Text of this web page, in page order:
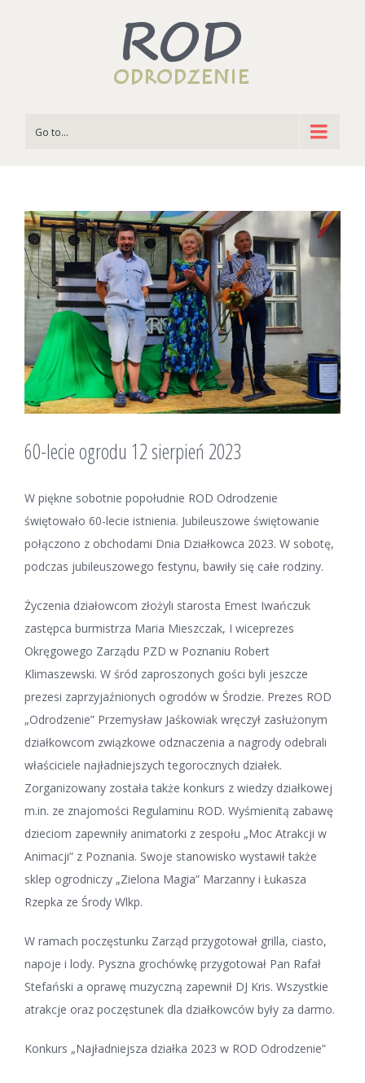
Go to...
View
Larger
Image
60-lecie ogrodu 12 sierpień 2023
W piękne sobotnie popołudnie ROD Odrodzenie
świętowało 60-lecie istnienia. Jubileuszowe świętowanie
połączono z obchodami Dnia Działkowca 2023. W sobotę,
podczas jubileuszowego festynu, bawiły się całe rodziny.
Życzenia działowcom złożyli starosta Ernest Iwańczuk
zastępca burmistrza Maria Mieszczak, I wiceprezes
Okręgowego Zarządu PZD w Poznaniu Robert
Klimaszewski. W śród zaproszonych gości byli jeszcze
prezesi zaprzyjaźnionych ogrodów w Środzie. Prezes ROD
„Odrodzenie” Przemysław Jaśkowiak wręczył zasłużonym
działkowcom związkowe odznaczenia a nagrody odebrali
właściciele najładniejszych tegorocznych działek.
Zorganizowany została także konkurs z wiedzy działkowej
m.in. ze znajomości Regulaminu ROD. Wyśmienitą zabawę
dzieciom zapewniły animatorki z zespołu „Moc Atrakcji w
Animacji” z Poznania. Swoje stanowisko wystawił także
sklep ogrodniczy „Zielona Magia” Marzanny i Łukasza
Rzepka ze Środy Wlkp.
W ramach poczęstunku Zarząd przygotował grilla, ciasto,
napoje i lody. Pyszna grochówkę przygotował Pan Rafał
Stefański a oprawę muzyczną zapewnił DJ Kris. Wszystkie
atrakcje oraz poczęstunek dla działkowców były za darmo.
Konkurs „Najładniejsza działka 2023 w ROD Odrodzenie”